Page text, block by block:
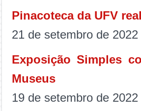
Pinacoteca da UFV
21 de setembro de 2022
Exposição Simples
Museus
19 de setembro de 2022